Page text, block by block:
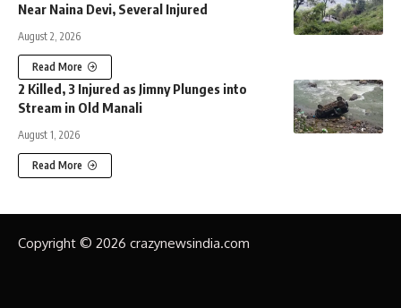
Near Naina Devi, Several Injured
August 2, 2026
Read More
2 Killed, 3 Injured as Jimny Plunges into
Stream in Old Manali
August 1, 2026
Read More
Copyright © 2026 crazynewsindia.com